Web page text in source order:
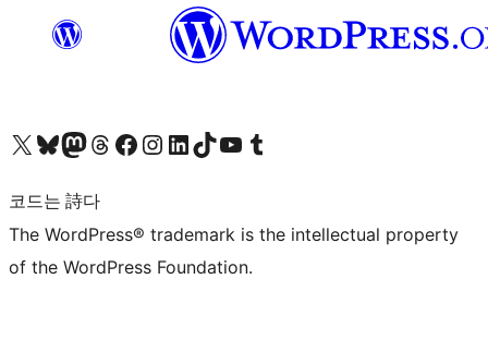
X(이전 트위터) 계정 방문하기블루스카이 계정 방문하기마스토돈 계정 방문하기스레드 계정 방문하기 페이스북 페이지 방문하기인스타그램 계정 방문하기 LinkedIn 계정 방문하기틱톡 계정 방문하기유튜브 채널 방문하기 텀블러 계정 방문하기
코드는 詩다
The WordPress® trademark is the intellectual property
of the WordPress Foundation.